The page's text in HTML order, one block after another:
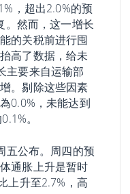
，超出2.0%的预
。然而，这一增长
的关税前进行囤
高了数据，给未
主要来自运输部
。剔除这些因素
0.0%，未能达到
。
五公布。周四的预
通胀上升是暂时
上升至2.7%，高